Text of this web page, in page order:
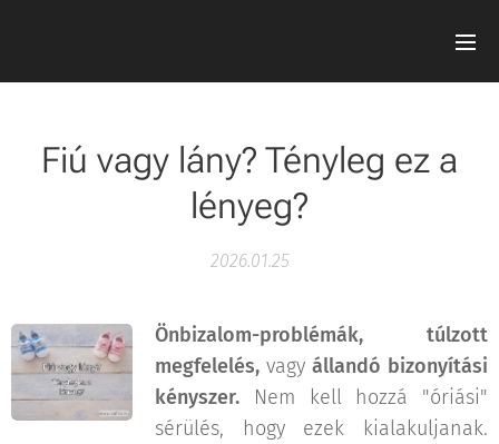
Fiú vagy lány? Tényleg ez a
lényeg?
2026.01.25
Önbizalom-problémák, túlzott
megfelelés,vagy állandó bizonyítási
kényszer. Nem kell hozzá "óriási"
sérülés, hogy ezek kialakuljanak.